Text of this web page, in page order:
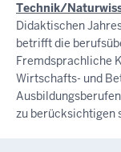
Technik/
Didaktischen
betrifft die
Fremdsprachliche
Wirtschafts- und
zu berücksichtigen